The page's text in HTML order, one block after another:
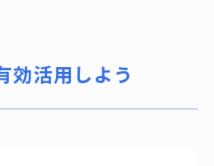
効活用しよう